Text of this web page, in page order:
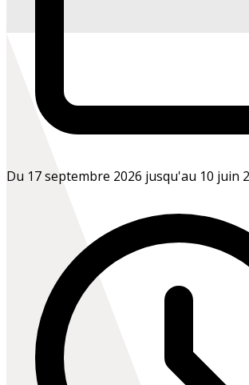
Du 17 septembre 2026 jusqu'au 10 juin